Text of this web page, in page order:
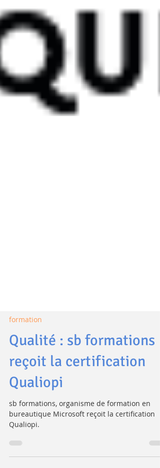
formation
Qualité : sb formations
reçoit la certification
Qualiopi
sb formations, organisme de formation en
bureautique Microsoft reçoit la certification